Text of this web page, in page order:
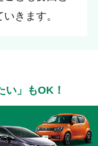
きます。
い」もOK！